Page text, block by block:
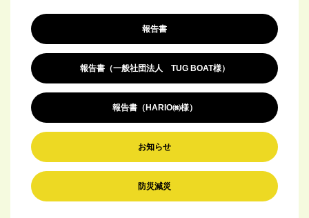
報告書
報告書（一般社団法人 TUG BOAT様）
報告書（HARIO㈱様）
お知らせ
防災減災